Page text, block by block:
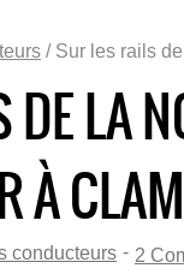
/ Sur les rails
LA
À
conducteurs - 2